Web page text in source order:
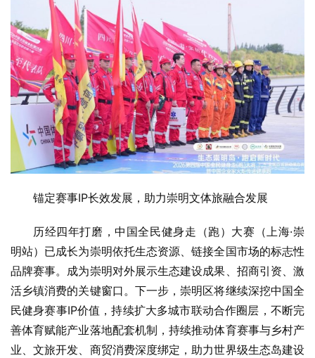
锚定赛事IP长效发展，助力崇明文体旅融合发展
历经四年打磨，中国全民健身走（跑）大赛（上海·崇
明站）已成长为崇明依托生态资源、链接全国市场的标志性
品牌赛事。成为崇明对外展示生态建设成果、招商引资、激
活乡镇消费的关键窗口。下一步，崇明区将继续深挖中国全
民健身赛事IP价值，持续扩大多城市联动合作圈层，不断完
善体育赋能产业落地配套机制，持续推动体育赛事与乡村产
业、文旅开发、商贸消费深度绑定，助力世界级生态岛建设